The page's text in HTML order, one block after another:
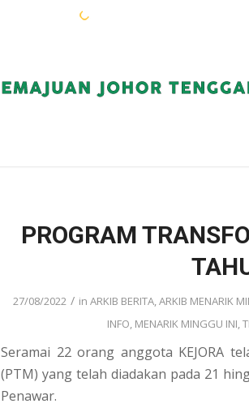
PROGRAM
27/08/2022 / in ARKIB BERITA,ARKIB MENARIK
INFO, MENARIK MINGGU INI,
Seramai 22 orang anggota KEJORA
(PTM) yang telah diadakan pada 21
Penawar.